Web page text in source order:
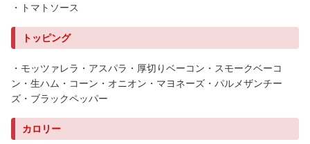
・トマトソース
トッピング
・モッツァレラ・アスパラ・厚切りベーコン・スモークベーコ
ン・生ハム・コーン・オニオン・マヨネーズ・パルメザンチー
ズ・ブラックペッパー
カロリー